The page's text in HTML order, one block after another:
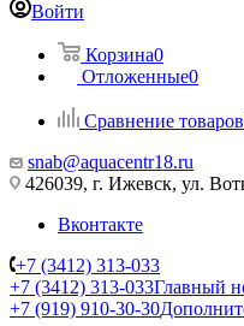
Войти
Корзина0
Отложенные0
Сравнение товаров
snab@aquacentr18.ru
426039, г. Ижевск, ул.
Вконтакте
+7 (3412) 313-033
+7 (3412) 313-033Главный
+7 (919) 910-30-30